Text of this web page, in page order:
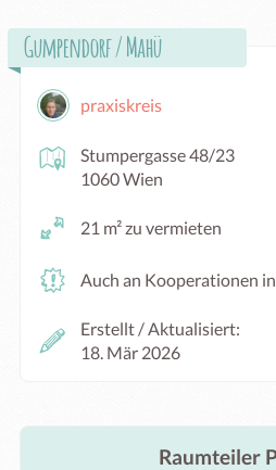
Gumpendorf / Mahü
praxiskreis
Stumpergasse 48/23
1060 Wien
21 m² zu vermieten
Auch an Kooperationen
Erstellt / Aktualisiert:
18. Mär 2026
Raumteiler